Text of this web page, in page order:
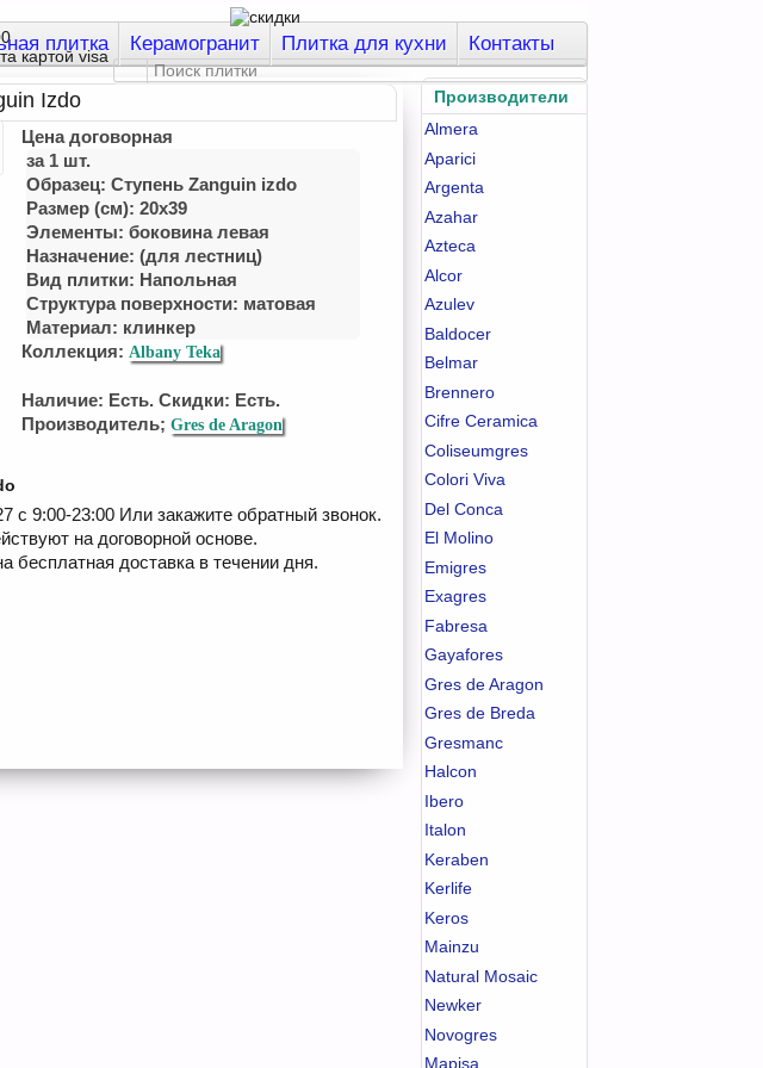
плитка Керамогранит Плитка для кухни Контакты
Производители
Almera
Aparici
Argenta
Azahar
Azteca
Alcor
Azulev
Baldocer
Belmar
Brennero
Cifre Ceramica
Coliseumgres
Colori Viva
Del Conca
El Molino
Emigres
Exagres
Fabresa
Gayafores
Gres de Aragon
Gres de Breda
Gresmanc
Halcon
Ibero
Italon
Keraben
Kerlife
Keros
Mainzu
Natural Mosaic
Newker
Novogres
Mapisa
Izdo
Цена договорная
за 1 шт.
Образец: Ступень Zanguin izdo
Размер (см): 20x39
Элементы: боковина левая
Назначение: (для лестниц)
Вид плитки: Напольная
Структура поверхности: матовая
Материал: клинкер
Коллекция: Albany Teka
Наличие: Есть. Скидки: Есть.
Производитель;Gres de Aragon
с 9:00-23:00 Или закажите обратный звонок.
на договорной основе.
бесплатная доставка в течении дня.